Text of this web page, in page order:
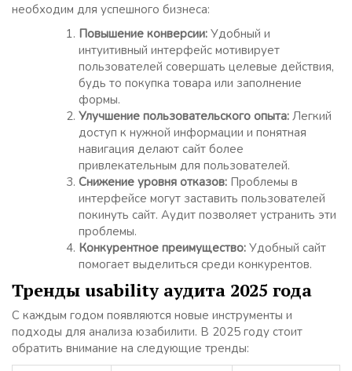
необходим для успешного бизнеса:
Повышение конверсии: Удобный и
интуитивный интерфейс мотивирует
пользователей совершать целевые действия,
будь то покупка товара или заполнение
формы.
Улучшение пользовательского опыта: Легкий
доступ к нужной информации и понятная
навигация делают сайт более
привлекательным для пользователей.
Снижение уровня отказов: Проблемы в
интерфейсе могут заставить пользователей
покинуть сайт. Аудит позволяет устранить эти
проблемы.
Конкурентное преимущество: Удобный сайт
помогает выделиться среди конкурентов.
Тренды usability аудита 2025 года
С каждым годом появляются новые инструменты и
подходы для анализа юзабилити. В 2025 году стоит
обратить внимание на следующие тренды: